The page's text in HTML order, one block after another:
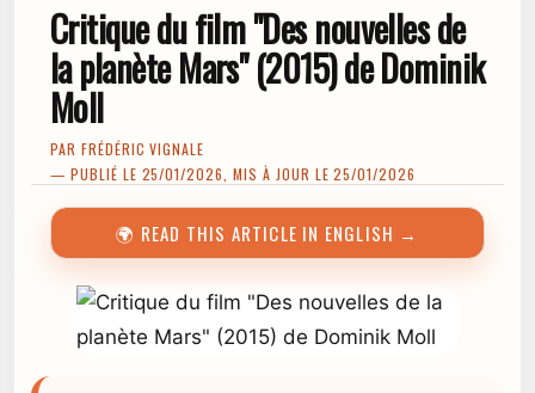
Critique du film "Des nouvelles de
la planète Mars" (2015) de Dominik
Moll
PAR FRÉDÉRIC VIGNALE
— PUBLIÉ LE 25/01/2026, MIS À JOUR LE 25/01/2026
🌍 READ THIS ARTICLE IN ENGLISH →